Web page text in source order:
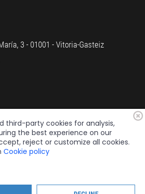
3 - 01001 - Vitoria-Gasteiz
third-party cookies for analysis,
the best experience on our
reject or customize all cookies.
Cookie policy